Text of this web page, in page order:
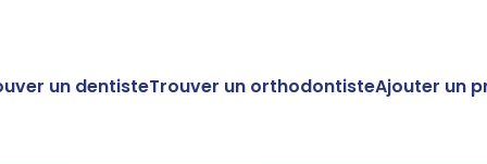
un dentisteTrouver un orthodontisteAjouter un